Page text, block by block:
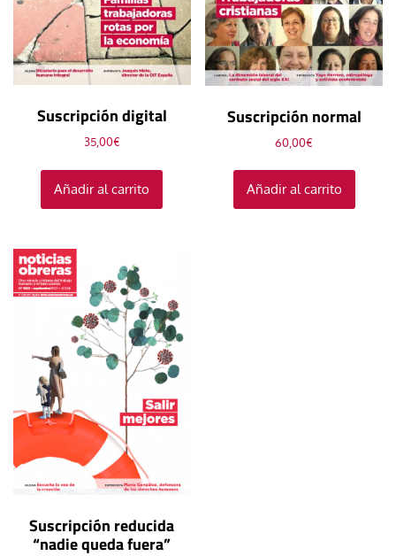
Suscripción digital
35,00€
Añadir al carrito
Suscripción normal
60,00€
Añadir al carrito
Suscripción reducida
“nadie queda fuera”